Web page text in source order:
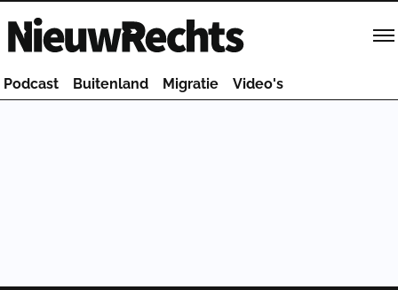
Homepage van NieuwRechts
Podcast Buitenland Migratie Video's